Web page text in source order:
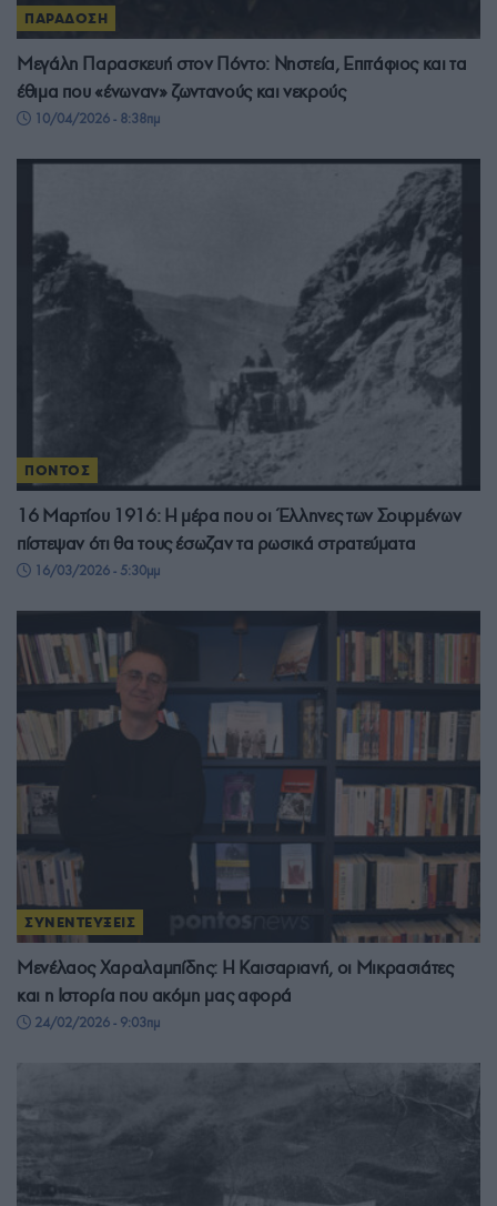
ΠΑΡΑΔΟΣΗ
Μεγάλη Παρασκευή στον Πόντο: Νηστεία, Επιτάφιος και τα
έθιμα που «ένωναν» ζωντανούς και νεκρούς
10/04/2026 - 8:38πμ
ΠΟΝΤΟΣ
16 Μαρτίου 1916: Η μέρα που οι Έλληνες των Σουρμένων
πίστεψαν ότι θα τους έσωζαν τα ρωσικά στρατεύματα
16/03/2026 - 5:30μμ
ΣΥΝΕΝΤΕΥΞΕΙΣ
Μενέλαος Χαραλαμπίδης: Η Καισαριανή, οι Μικρασιάτες
και η Ιστορία που ακόμη μας αφορά
24/02/2026 - 9:03πμ